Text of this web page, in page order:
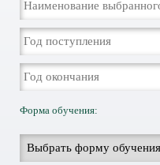
Форма обучения: